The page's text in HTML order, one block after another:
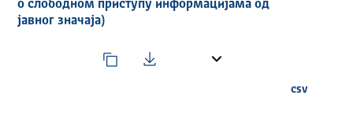
о слободном приступу информацијама од
јавног значаја)
csv